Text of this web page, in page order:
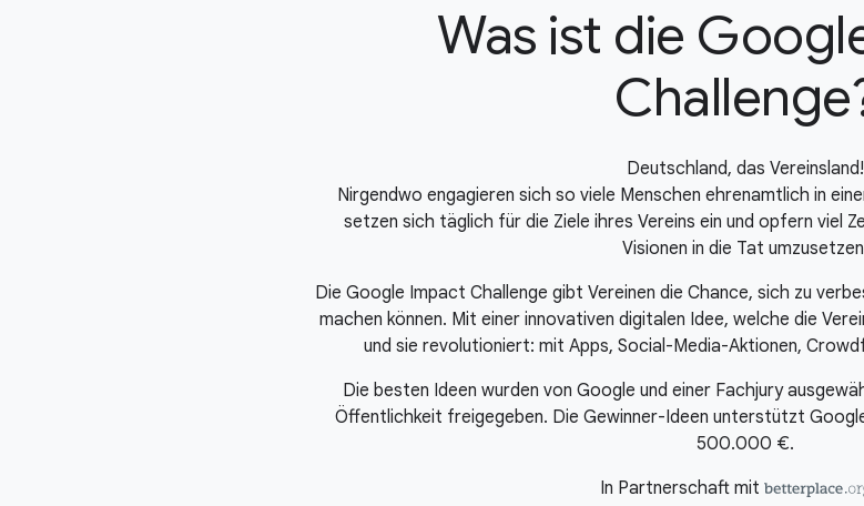
Was ist die
Deutschland, das Vereinsland!
Nirgendwo engagieren sich so viele Menschen ehrenamtlich in
setzen sich täglich für die Ziele ihres Vereins ein und opfern viel
Visionen in die Tat
Die Google Impact Challenge gibt Vereinen die Chance, sich zu
machen können. Mit einer innovativen digitalen Idee, welche die
und sie revolutioniert: mit Apps, Social-Media-Aktionen,
Die besten Ideen wurden von Google und einer Fachjury
Öffentlichkeit freigegeben. Die Gewinner-Ideen unterstützt
500.000 €.
In Partnerschaft mit